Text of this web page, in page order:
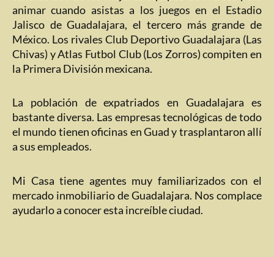
animar cuando asistas a los juegos en el Estadio
Jalisco de Guadalajara, el tercero más grande de
México. Los rivales Club Deportivo Guadalajara (Las
Chivas) y Atlas Futbol Club (Los Zorros) compiten en
la Primera División mexicana.
La población de expatriados en Guadalajara es
bastante diversa. Las empresas tecnológicas de todo
el mundo tienen oficinas en Guad y trasplantaron allí
a sus empleados.
Mi Casa tiene agentes muy familiarizados con el
mercado inmobiliario de Guadalajara. Nos complace
ayudarlo a conocer esta increíble ciudad.